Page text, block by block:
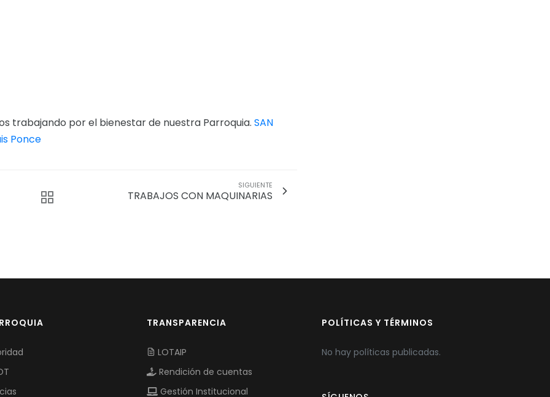
trabajando por el bienestar de nuestra Parroquia. SAN
Ponce
SIGUIENTE
TRABAJOS CON MAQUINARIAS
TRANSPARENCIA
LOTAIP
Rendición de cuentas
Gestión Institucional
POLÍTICAS Y TÉRMINOS
No hay políticas publicadas.